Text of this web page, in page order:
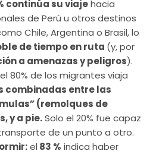
continúa su viajehacia
de Perú u otros destinos
Chile, Argentina o Brasil, lo
de tiempo en ruta (y, por
a amenazas y peligros).
80% de los migrantes viaja
combinadas entre las
(remolques de
y a pie.Solo el 20% fue capaz
de un punto a otro.
el 83 % indica haber